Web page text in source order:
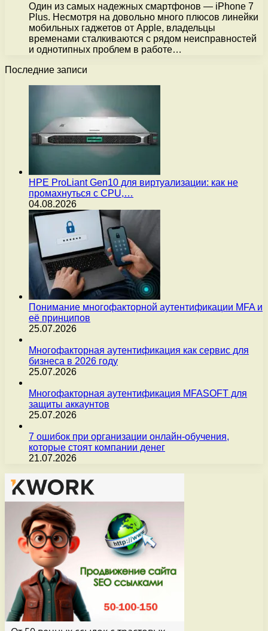
Один из самых надежных смартфонов — iPhone 7
Plus. Несмотря на довольно много плюсов линейки
мобильных гаджетов от Apple, владельцы
временами сталкиваются с рядом неисправностей
и однотипных проблем в работе…
Последние записи
HPE ProLiant Gen10 для виртуализации: как не
промахнуться с CPU,…
04.08.2026
Понимание многофакторной аутентификации MFA и
её принципов
25.07.2026
Многофакторная аутентификация как сервис для
бизнеса в 2026 году
25.07.2026
Многофакторная аутентификация MFASOFT для
защиты аккаунтов
25.07.2026
7 ошибок при организации онлайн-обучения,
которые стоят компании денег
21.07.2026